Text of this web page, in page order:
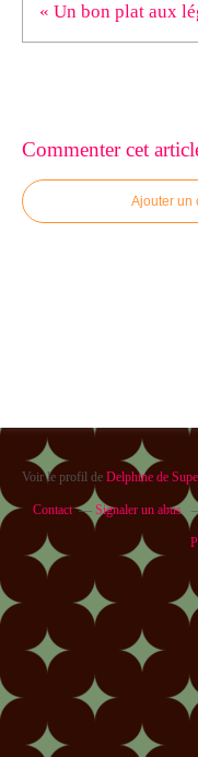
« Un bon plat aux
Commenter cet
Ajouter un
Voir le profil de Delphine de
Contact Signaler un abus